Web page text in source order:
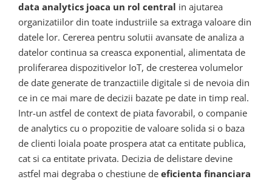
data analytics joaca un rol central in ajutarea
organizatiilor din toate industriile sa extraga valoare din
datele lor. Cererea pentru solutii avansate de analiza a
datelor continua sa creasca exponential, alimentata de
proliferarea dispozitivelor IoT, de cresterea volumelor
de date generate de tranzactiile digitale si de nevoia din
ce in ce mai mare de decizii bazate pe date in timp real.
Intr-un astfel de context de piata favorabil, o companie
de analytics cu o propozitie de valoare solida si o baza
de clienti loiala poate prospera atat ca entitate publica,
cat si ca entitate privata. Decizia de delistare devine
astfel mai degraba o chestiune de eficienta financiara